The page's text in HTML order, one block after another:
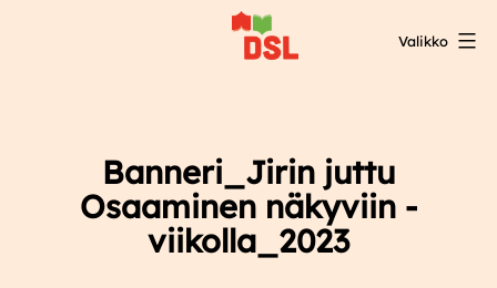
Valikko
Banneri_Jirin juttu
Osaaminen näkyviin -
viikolla_2023